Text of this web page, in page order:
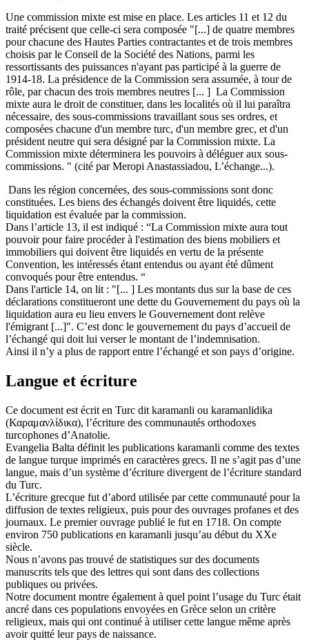
Une commission mixte est mise en place. Les articles 11 et 12 du
traité précisent que celle-ci sera composée "[...] de quatre membres
pour chacune des Hautes Parties contractantes et de trois membres
choisis par le Conseil de la Société des Nations, parmi les
ressortissants des puissances n'ayant pas participé à la guerre de
1914-18. La présidence de la Commission sera assumée, à tour de
rôle, par chacun des trois membres neutres [... ] La Commission
mixte aura le droit de constituer, dans les localités où il lui paraîtra
nécessaire, des sous-commissions travaillant sous ses ordres, et
composées chacune d'un membre turc, d'un membre grec, et d'un
président neutre qui sera désigné par la Commission mixte. La
Commission mixte déterminera les pouvoirs à déléguer aux sous-
commissions. " (cité par Meropi Anastassiadou, L’échange...).
Dans les région concernées, des sous-commissions sont donc
constituées. Les biens des échangés doivent être liquidés, cette
liquidation est évaluée par la commission.
Dans l’article 13, il est indiqué : “La Commission mixte aura tout
pouvoir pour faire procéder à l'estimation des biens mobiliers et
immobiliers qui doivent être liquidés en vertu de la présente
Convention, les intéressés étant entendus ou ayant été dûment
convoqués pour être entendus. “
Dans l'article 14, on lit : "[... ] Les montants dus sur la base de ces
déclarations constitueront une dette du Gouvernement du pays où la
liquidation aura eu lieu envers le Gouvernement dont relève
l'émigrant [...]". C’est donc le gouvernement du pays d’accueil de
l’échangé qui doit lui verser le montant de l’indemnisation.
Ainsi il n’y a plus de rapport entre l’échangé et son pays d’origine.
Langue et écriture
Ce document est écrit en Turc dit karamanli ou karamanlidika
(Καραμανλίδικα), l’écriture des communautés orthodoxes
turcophones d’Anatolie.
Evangelia Balta définit les publications karamanli comme des textes
de langue turque imprimés en caractères grecs. Il ne s’agit pas d’une
langue, mais d’un système d’écriture divergent de l’écriture standard
du Turc.
L’écriture grecque fut d’abord utilisée par cette communauté pour la
diffusion de textes religieux, puis pour des ouvrages profanes et des
journaux. Le premier ouvrage publié le fut en 1718. On compte
environ 750 publications en karamanli jusqu’au début du XXe
siècle.
Nous n’avons pas trouvé de statistiques sur des documents
manuscrits tels que des lettres qui sont dans des collections
publiques ou privées.
Notre document montre également à quel point l’usage du Turc était
ancré dans ces populations envoyées en Grèce selon un critère
religieux, mais qui ont continué à utiliser cette langue même après
avoir quitté leur pays de naissance.